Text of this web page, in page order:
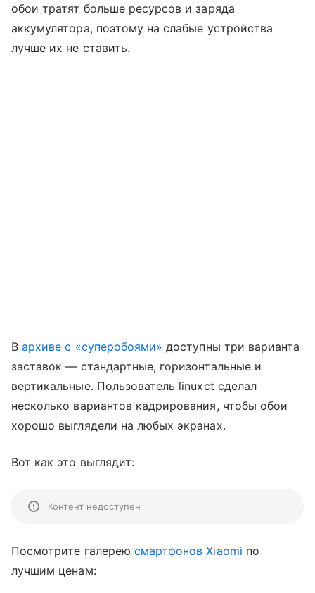
обои тратят больше ресурсов и заряда
аккумулятора, поэтому на слабые устройства
лучше их не ставить.
Вархиве с «суперобоями» доступны три варианта
заставок — стандартные, горизонтальные и
вертикальные. Пользователь linuxct сделал
несколько вариантов кадрирования, чтобы обои
хорошо выглядели на любых экранах.
Вот как это выглядит:
Контент недоступен
Посмотрите галерею смартфонов Xiaomi по
лучшим ценам: